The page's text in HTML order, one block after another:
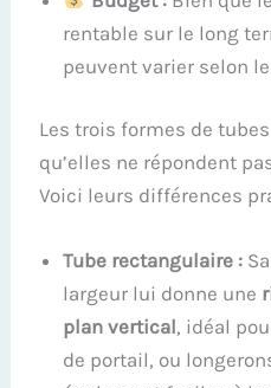
rentable sur le long
peuvent varier selon
Les trois formes de
qu’elles ne répondent
Voici leurs différences
Tube rectangulaire :
largeur lui donne une
plan vertical, idéal
de portail, ou